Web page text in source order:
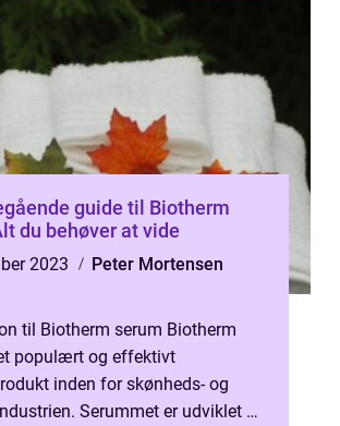
guide til Biotherm
du behøver at vide
2023
Peter Mortensen
til Biotherm serum Biotherm
populært og effektivt
inden for skønheds- og
Serummet er udviklet af